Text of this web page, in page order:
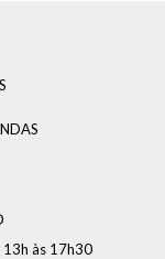
13h às 17h30